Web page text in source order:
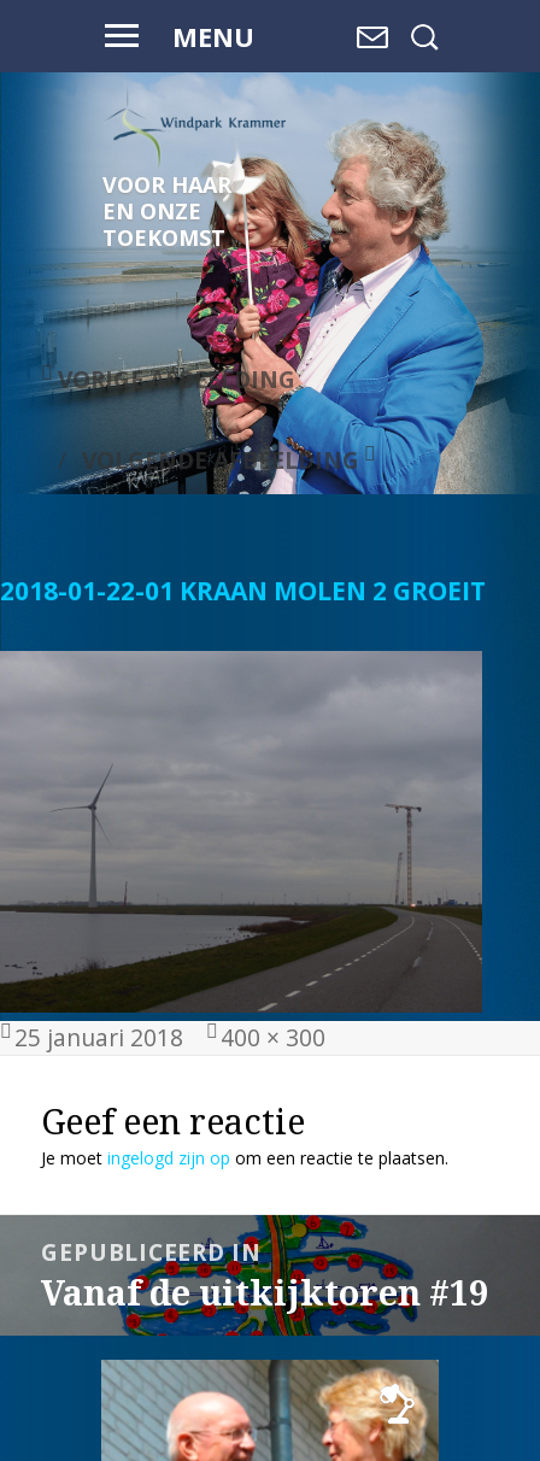
MENU
VOOR HAAR
EN ONZE
TOEKOMST
VORIGE AFBEELDING
VOLGENDE AFBEELDING
2018-01-22-01 KRAAN MOLEN 2 GROEIT
Geplaatst
25 januari 2018
Volledige
400 × 300
Geef een reactie
Je moetingelogd zijn op om een reactie te plaatsen.
navigatieGEPUBLICEERD IN
Vanaf de uitkijktoren #19